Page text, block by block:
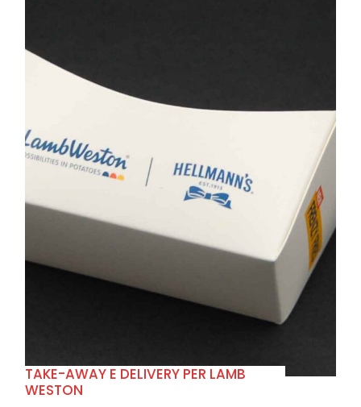
+
TAKE-AWAY E DELIVERY PER LAMB
WESTON